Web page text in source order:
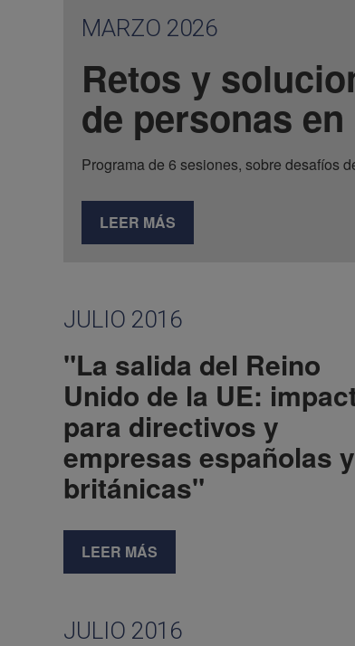
MARZO 2026
Retos y
de personas en
Programa de 6 sesiones, sobre desafíos
LEER MÁS
JULIO 2016
"La salida del Reino
Unido de la UE:
para directivos y
empresas españolas y
británicas"
LEER MÁS
JULIO 2016